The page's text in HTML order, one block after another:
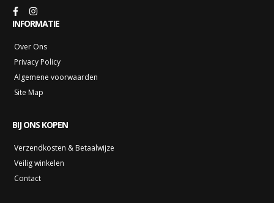
INFORMATIE
Over Ons
Privacy Policy
Algemene voorwaarden
Site Map
BIJ ONS KOPEN
Verzendkosten & Betaalwijze
Veilig winkelen
Contact